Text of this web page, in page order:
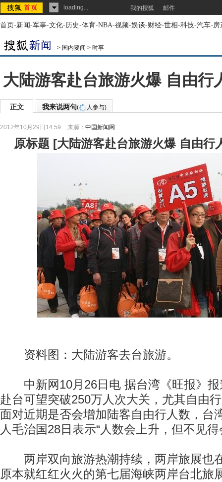
loading... 我的搜狐 邮件
首页-新闻-军事-文化-历史-体育-NBA-视频-娱谈-财经-世相-科技-汽车-房
> 国内要闻 > 时事
大陆游客赴台旅游火爆 自由行
正文 我来说两句( 人参与)
2012年10月29日14:59 来源： 中国新闻网
原标题 [大陆游客赴台旅游火爆 自由行
资料图：大陆游客去台旅游。
中新网10月26日电 据台湾《旺报》报
赴台可望突破250万人次大关，尤其自由
面对近期是否会增加陆客自由行人数，台
人毛治国28日表示“人数会上升，但不见得
两岸双向旅游热潮持续，两岸旅展也
原本就红红火火的第七届海峡两岸台北旅